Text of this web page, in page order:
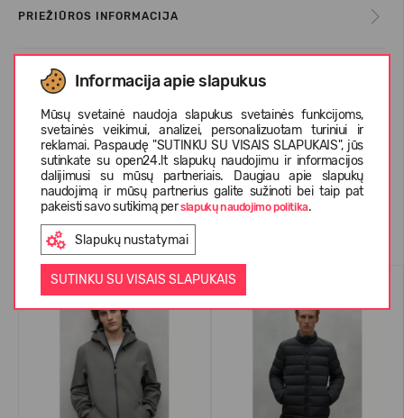
Informacija apie slapukus
Mūsų svetainė naudoja slapukus svetainės funkcijoms,
svetainės veikimui, analizei, personalizuotam turiniui ir
reklamai. Paspaudę "SUTINKU SU VISAIS SLAPUKAIS", jūs
sutinkate su open24.lt slapukų naudojimu ir informacijos
dalijimusi su mūsų partneriais. Daugiau apie slapukų
naudojimą ir mūsų partnerius galite sužinoti bei taip pat
pakeisti savo sutikimą perslapukų naudojimo politika.
Slapukų nustatymai
SUTINKU SU VISAIS SLAPUKAIS
PRIEŽIŪROS INFORMACIJA
APIE ECOALF
KLIENTŲ ATSILIEPIMAI (0)
Panašios prekės
-55% -56%